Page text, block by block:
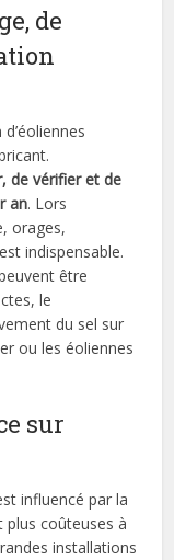
de
de vérifier et de
an. Lors
orages,
indispensable.
être
le
du sel sur
ou les éoliennes
sur
influencé par la
plus coûteuses à
installations